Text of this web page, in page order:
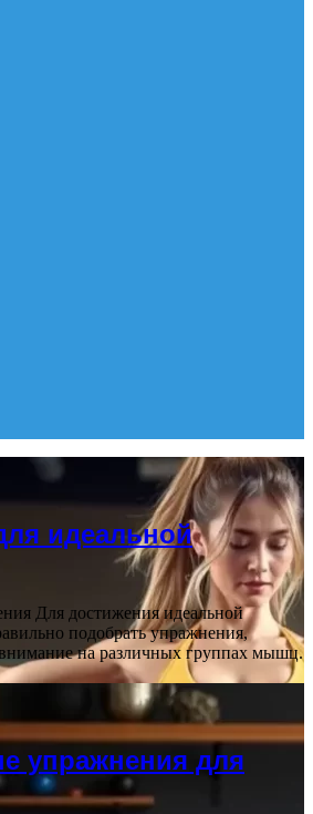
идеальной
Для достижения идеальной
подобрать упражнения,
на различных группах мышц.
упражнения для